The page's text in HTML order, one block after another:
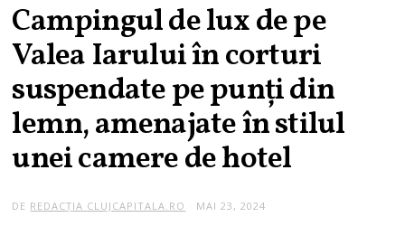
Campingul de lux de pe
Valea Iarului în corturi
suspendate pe punți din
lemn, amenajate în stilul
unei camere de hotel
DE REDACȚIA CLUJCAPITALA.RO MAI 23, 2024